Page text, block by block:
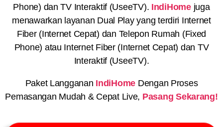
Phone) dan TV Interaktif (UseeTV). IndiHomejuga
menawarkan layanan Dual Play yang terdiri Internet
Fiber (Internet Cepat) dan Telepon Rumah (Fixed
Phone) atau Internet Fiber (Internet Cepat) dan TV
Interaktif (UseeTV).
Paket Langganan IndiHome Dengan Proses
Pemasangan Mudah & Cepat Live, Pasang Sekarang!